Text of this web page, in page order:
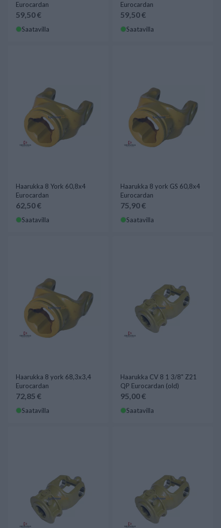
Eurocardan
59,50 €
Saatavilla
Eurocardan
59,50 €
Saatavilla
Haarukka 8 York 60,8x4
Eurocardan
62,50 €
Saatavilla
Haarukka 8 york GS 60,8x4
Eurocardan
75,90 €
Saatavilla
Haarukka 8 york 68,3x3,4
Eurocardan
72,85 €
Saatavilla
Haarukka CV 8 1 3/8" Z21
QP Eurocardan (old)
95,00 €
Saatavilla